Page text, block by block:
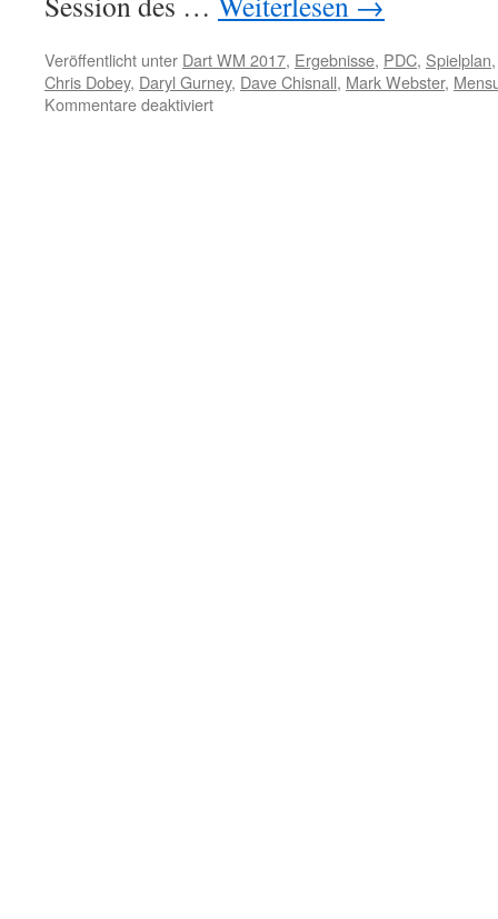
Veröffentlicht unter Dart WM 2017, Ergebnisse, PDC, Spielplan
Chris Dobey, Daryl Gurney, Dave Chisnall, Mark Webster,
Kommentare deaktiviertfür